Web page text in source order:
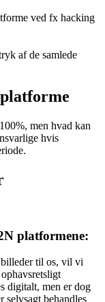
ved fx hacking
af de samlede
men hvad kan
hvis
platformene:
til os, vil vi
digitalt, men er dog
behandles